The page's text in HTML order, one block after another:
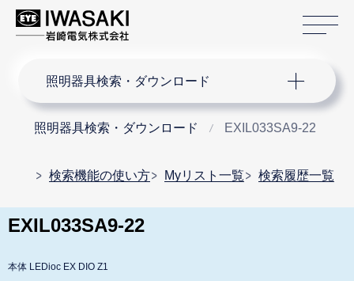
照明器具検索・ダウンロード
照明器具検索・ダウンロード EXIL033SA9-22
検索機能の使い方 Myリスト一覧 検索履歴一覧
EXIL033SA9-22
本体 LEDioc EX DIO Z1